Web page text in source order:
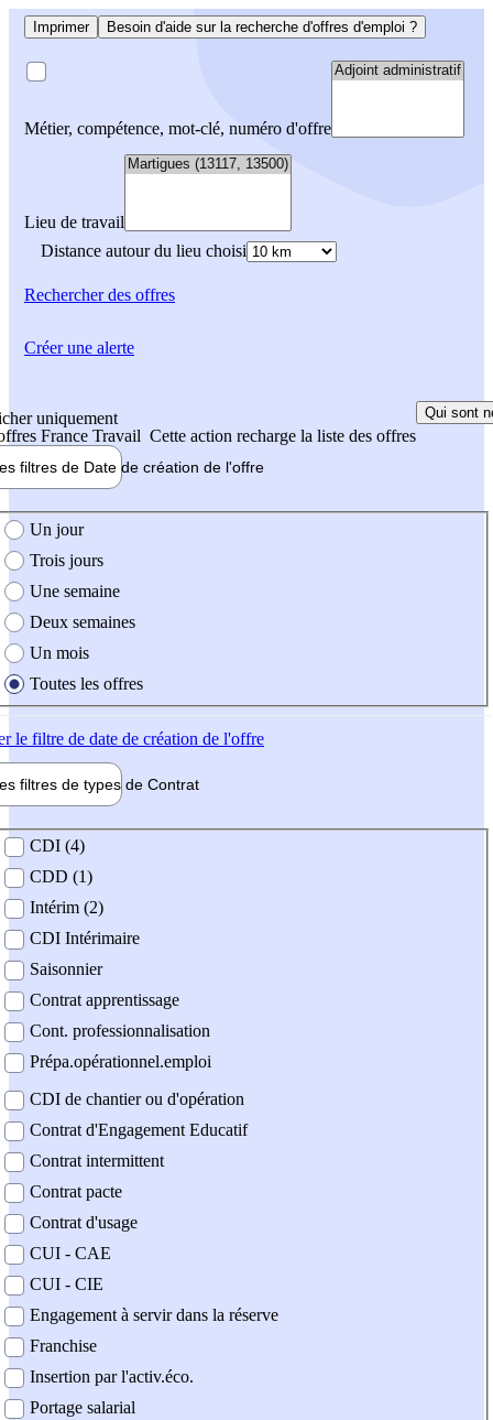
Imprimer Besoin d'aide sur la recherche d'offres d'emploi ?
Métier, compétence, mot-clé, numéro d'offre
Lieu de travail
Distance autour du lieu choisi
Rechercherdes offres
uniquement
France Travail Cette action recharge la liste des offres
Qui sont
filtres de Date de création de l'offre
création de l'offre
Un jour
Trois jours
Une semaine
Deux semaines
Un mois
Toutes les offres
le filtre de date de création de l'offre
filtres de types de Contrat
contrat
CDI (4)
CDD (1)
Intérim (2)
CDI Intérimaire
Saisonnier
Contrat apprentissage
Cont. professionnalisation
Prépa.opérationnel.emploi
CDI de chantier ou d'opération
Contrat d'Engagement Educatif
Contrat intermittent
Contrat pacte
Contrat d'usage
CUI - CAE
CUI - CIE
Engagement à servir dans la réserve
Franchise
Insertion par l'activ.éco.
Portage salarial
Créer une alerte